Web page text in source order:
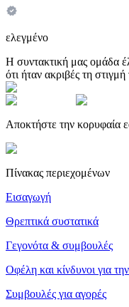
ελεγμένο
Η συντακτική μας ομάδα
ότι ήταν ακριβές τη
Αποκτήστε την κορυφαία
Πίνακας περιεχομένων
Εισαγωγή
Θρεπτικά συστατικά
Γεγονότα & συμβουλές
Οφέλη και κίνδυνοι για
Συμβουλές για αγορές